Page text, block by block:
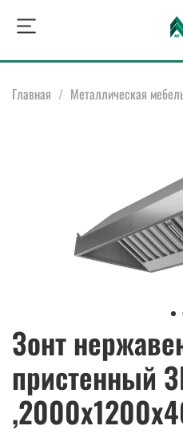
Главная Металлическая
Зонт
пристенный